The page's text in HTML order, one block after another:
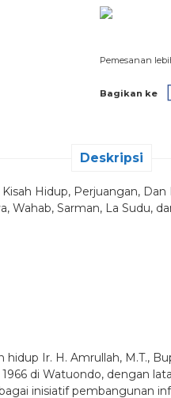
Pemesanan
Bagikan ke
Deskripsi
Hidup, Perjuangan,
Wahab, Sarman, La Sudu,
Ir. H. Amrullah, M.T.,
di Watuondo, dengan
inisiatif pembangunan